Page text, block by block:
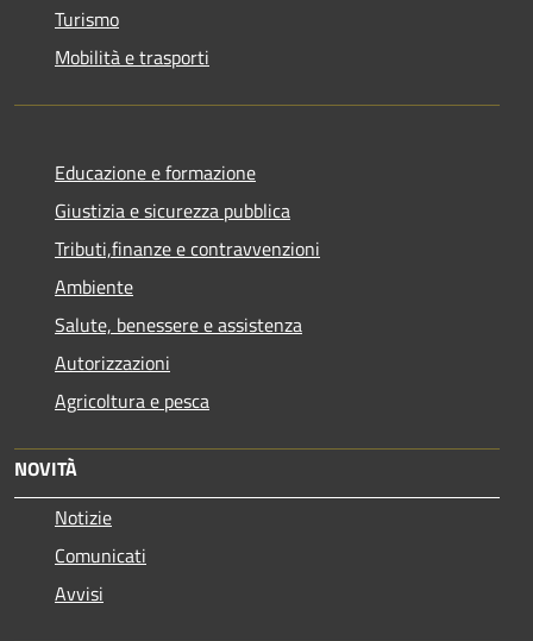
Turismo
Mobilità e trasporti
Educazione e formazione
Giustizia e sicurezza pubblica
Tributi,finanze e contravvenzioni
Ambiente
Salute, benessere e assistenza
Autorizzazioni
Agricoltura e pesca
NOVITÀ
Notizie
Comunicati
Avvisi